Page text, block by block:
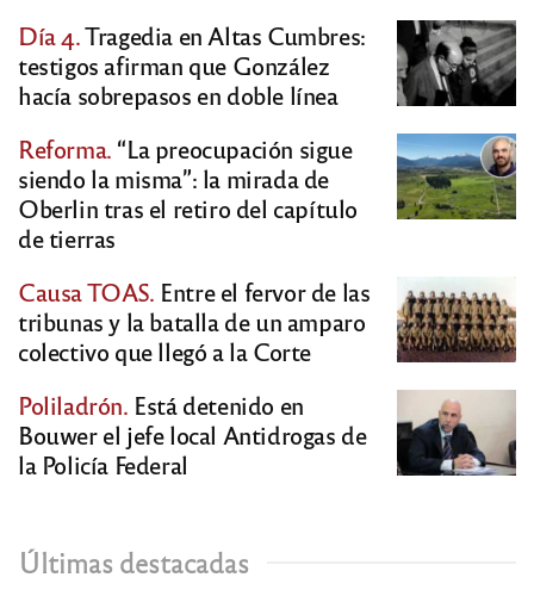
Día 4.Tragedia en Altas Cumbres:
testigos afirman que González
hacía sobrepasos en doble línea
Reforma. “La preocupación sigue
siendo la misma”: la mirada de
Oberlin tras el retiro del capítulo
de tierras
Causa TOAS. Entre el fervor de las
tribunas y la batalla de un amparo
colectivo que llegó a la Corte
Poliladrón. Está detenido en
Bouwer el jefe local Antidrogas de
la Policía Federal
Últimas destacadas